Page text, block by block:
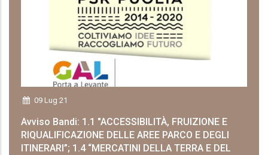
09 Lug 21
Avviso Bandi: 1.1 "ACCESSIBILITÀ, FRUIZIONE E
RIQUALIFICAZIONE DELLE AREE PARCO E DEGLI
ITINERARI”; 1.4 “MERCATINI DELLA TERRA E DEL